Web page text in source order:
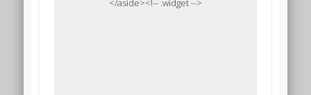
</aside><!-- .widget -->